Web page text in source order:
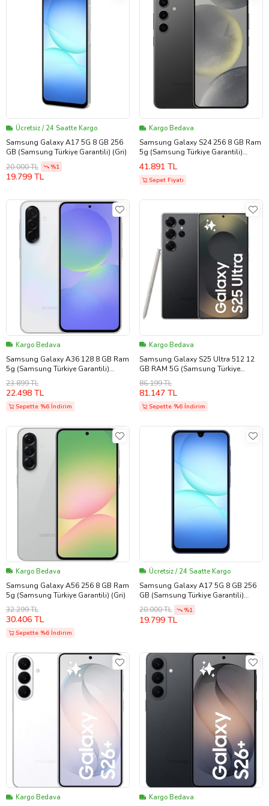
Ücretsiz / 24 Saatte Kargo
Samsung Galaxy A17 5G 8 GB 256
GB (Samsung Türkiye Garantili) (Gri)
20.000 TL
%1
19.799 TL
Kargo Bedava
Samsung Galaxy S24 256 8 GB Ram
5g (Samsung Türkiye Garantili)
(Siyah)
41.891 TL
Sepet Fiyatı
Kargo Bedava
Samsung Galaxy A36 128 8 GB Ram
5g (Samsung Türkiye Garantili)
(Beyaz)
23.899 TL
22.498 TL
Sepette %6 İndirim
Kargo Bedava
Samsung Galaxy S25 Ultra 512 12
GB RAM 5G (Samsung Türkiye
Garantili) (Siyah)
86.199 TL
81.147 TL
Sepette %6 İndirim
Kargo Bedava
Samsung Galaxy A56 256 8 GB Ram
5g (Samsung Türkiye Garantili) (Gri)
32.299 TL
30.406 TL
Sepette %6 İndirim
Ücretsiz / 24 Saatte Kargo
Samsung Galaxy A17 5G 8 GB 256
GB (Samsung Türkiye Garantili)
(Mavi)
20.000 TL %1
19.799 TL
Kargo Bedava Kargo Bedava